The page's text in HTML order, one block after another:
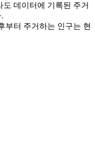
데이터에 기록된 주거
부터 주거하는 인구는 현